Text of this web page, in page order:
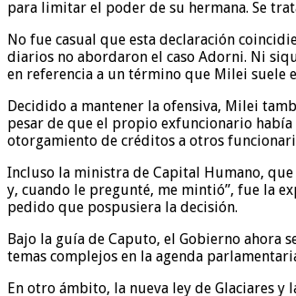
para limitar el poder de su hermana. Se
No fue casual que esta declaración
diarios no abordaron el caso Adorni. Ni
en referencia a un término que Milei suele
Decidido a mantener la ofensiva, Milei
pesar de que el propio exfuncionario
otorgamiento de créditos a otros
Incluso la ministra de Capital Humano,
y, cuando le pregunté, me mintió”, fue la
pedido que pospusiera la decisión.
Bajo la guía de Caputo, el Gobierno ahora
temas complejos en la agenda
En otro ámbito, la nueva ley de Glaciares y